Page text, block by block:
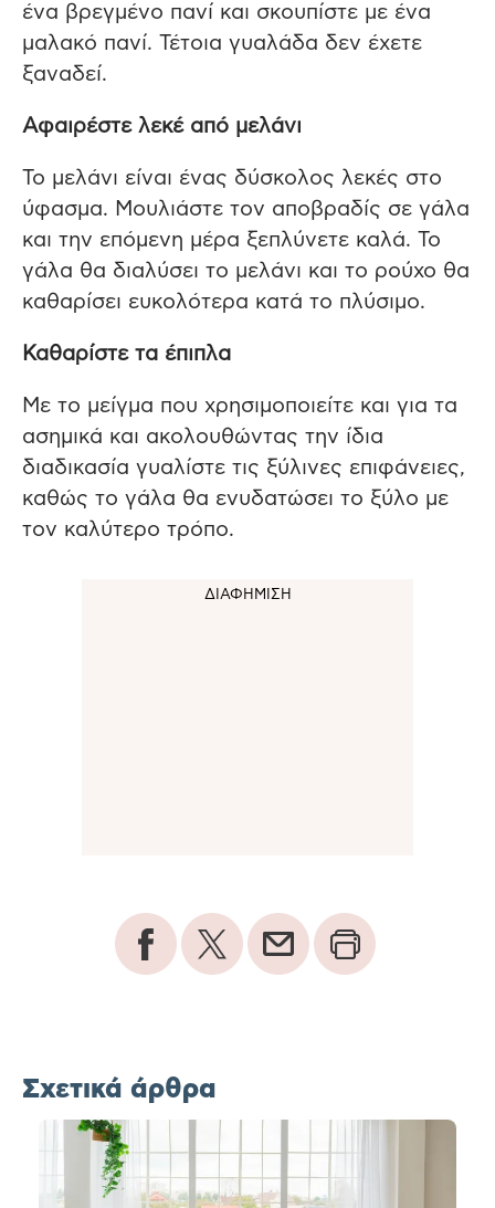
ένα βρεγμένο πανί και σκουπίστε με ένα
μαλακό πανί. Τέτοια γυαλάδα δεν έχετε
ξαναδεί.
Αφαιρέστε λεκέ από μελάνι
Το μελάνι είναι ένας δύσκολος λεκές στο
ύφασμα. Μουλιάστε τον αποβραδίς σε γάλα
και την επόμενη μέρα ξεπλύνετε καλά. Το
γάλα θα διαλύσει το μελάνι και το ρούχο θα
καθαρίσει ευκολότερα κατά το πλύσιμο.
Καθαρίστε τα έπιπλα
Με το μείγμα που χρησιμοποιείτε και για τα
ασημικά και ακολουθώντας την ίδια
διαδικασία γυαλίστε τις ξύλινες επιφάνειες,
καθώς το γάλα θα ενυδατώσει το ξύλο με
τον καλύτερο τρόπο.
Σχετικά άρθρα